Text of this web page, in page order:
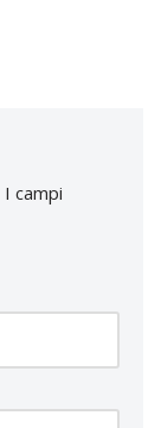
I campi